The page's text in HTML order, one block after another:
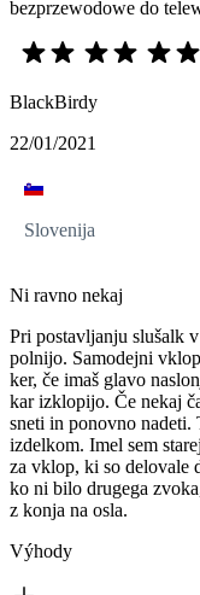
bezprzewodowe do
BlackBirdy
22/01/2021
Slovenija
Ni ravno nekaj
Pri postavljanju slušalk
polnijo. Samodejni
ker, če imaš glavo
kar izklopijo. Če nekaj
sneti in ponovno nadeti.
izdelkom. Imel sem
za vklop, ki so delovale
ko ni bilo drugega
z konja na osla.
Výhody